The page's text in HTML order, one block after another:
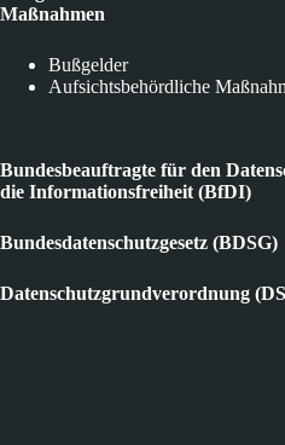
Maßnahmen
Bußgelder
Aufsichtsbehördliche
Bundesbeauftragte für den
die Informationsfreiheit (BfDI)
Bundesdatenschutzgesetz (BDSG)
Datenschutzgrundverordnung